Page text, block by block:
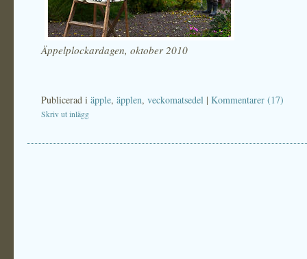
Äppelplockardagen, oktober 2010
Publicerad i äpple, äpplen, veckomatsedel | Kommentarer (17)
Skriv ut inlägg